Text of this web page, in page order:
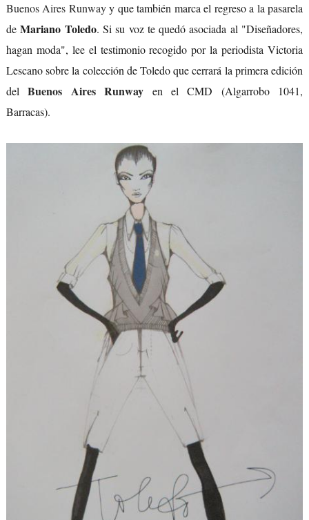
Buenos Aires Runwayy que también marca el regreso a la pasarela
deMariano Toledo. Si su voz te quedó asociada al "Diseñadores,
hagan moda", lee el testimonio recogido por la periodista Victoria
Lescano sobre la colección de Toledo que cerrará la primera edición
delBuenos Aires Runway en el CMD (Algarrobo 1041,
Barracas).